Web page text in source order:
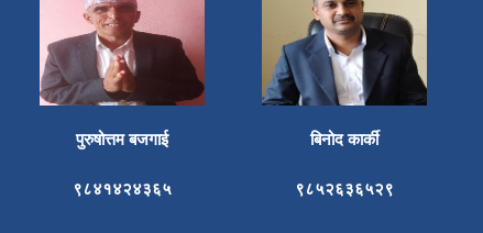
पुरुषोत्तम बजगाई बिनोद कार्की
९८४१४२४३६५ ९८५२६३६५२९